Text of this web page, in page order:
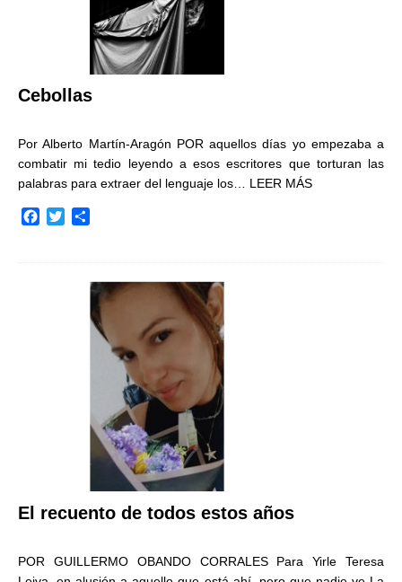
Cebollas
Por Alberto Martín-Aragón POR aquellos días yo empezaba a
combatir mi tedio leyendo a esos escritores que torturan las
palabras para extraer del lenguaje los… LEER MÁS
a
t
El recuento de todos estos años
POR GUILLERMO OBANDO CORRALES Para Yirle Teresa